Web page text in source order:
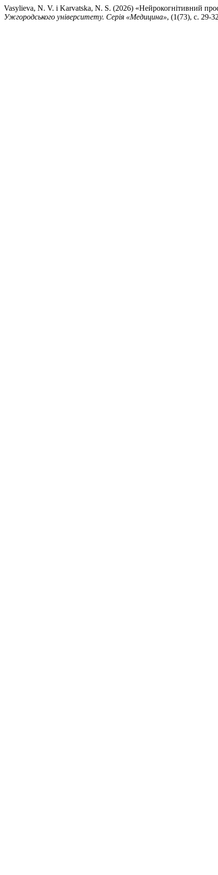
Vasylieva, N. V. і Karvatska, N. S. (2026) «Нейрокогнітивний
Ужгородського університету. Серія «Медицина», (1(73), с. 29-